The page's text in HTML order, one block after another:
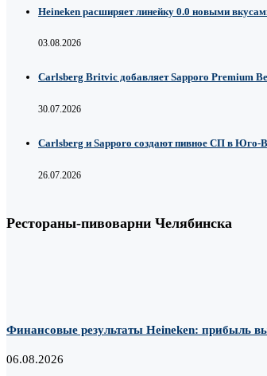
Heineken расширяет линейку 0.0 новыми
03.08.2026
Carlsberg Britvic добавляет Sapporo Premium
30.07.2026
Carlsberg и Sapporo создают пивное СП в Юго-
26.07.2026
Рестораны-пивоварни Челябинска
Финансовые результаты Heineken: прибыль
06.08.2026